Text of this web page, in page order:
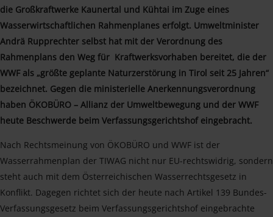
die Großkraftwerke Kaunertal und Kühtai im Zuge eines
Wasserwirtschaftlichen Rahmenplanes erfolgt. Umweltminister
Andrä Rupprechter selbst hat mit der Verordnung des
Rahmenplans den Weg für Kraftwerksvorhaben bereitet, die der
WWF als „größte geplante Naturzerstörung in Tirol seit 25 Jahren“
bezeichnet. Gegen die ministerielle Anerkennungsverordnung
haben ÖKOBÜRO – Allianz der Umweltbewegung und der WWF
heute Beschwerde beim Verfassungsgerichtshof eingebracht.
Nach Rechtsmeinung von ÖKOBÜRO und WWF ist der
Wasserrahmenplan der TIWAG nicht nur EU-rechtswidrig, sondern
steht auch mit dem Österreichischen Wasserrechtsgesetz in
Konflikt. Dagegen richtet sich der heute nach Artikel 139 Bundes-
Verfassungsgesetz beim Verfassungsgerichtshof eingebrachte